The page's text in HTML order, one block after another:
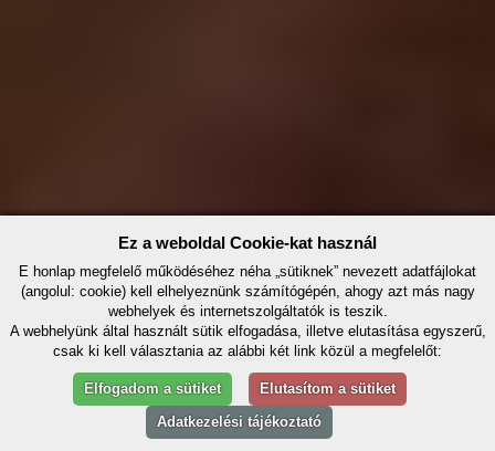
Ez a weboldal Cookie-kat használ
E honlap megfelelő működéséhez néha „sütiknek” nevezett adatfájlokat
(angolul: cookie) kell elhelyeznünk számítógépén, ahogy azt más nagy
webhelyek és internetszolgáltatók is teszik.
A webhelyünk által használt sütik elfogadása, illetve elutasítása egyszerű,
csak ki kell választania az alábbi két link közül a megfelelőt:
Elfogadom a sütiket
Elutasítom a sütiket
Adatkezelési tájékoztató